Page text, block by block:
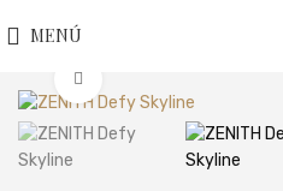
MENÚ